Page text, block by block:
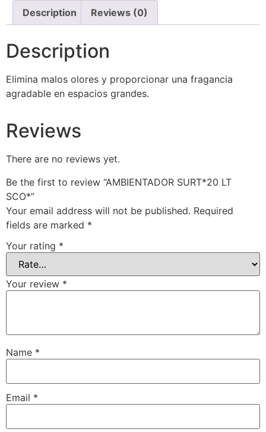
Description Reviews (0)
Description
Elimina malos olores y proporcionar una fragancia
agradable en espacios grandes.
Reviews
There are no reviews yet.
Be the first to review “AMBIENTADOR SURT*20 LT
SCO*”
Your email address will not be published. Required
fields are marked *
Your rating *
Your review *
Name *
Email *